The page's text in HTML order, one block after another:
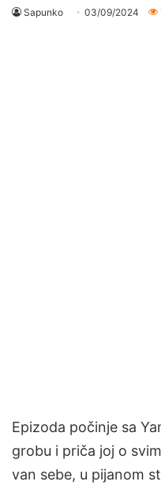
Sapunko 03/09/2024
Epizoda počinje sa
grobu i priča joj o
van sebe, u pijanom